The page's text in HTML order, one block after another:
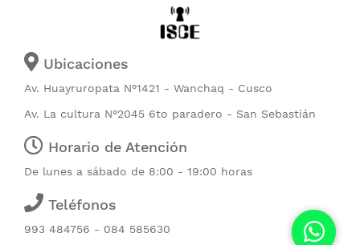
Ubicaciones
Av. Huayruropata N°1421 - Wanchaq - Cusco
Av. La cultura N°2045 6to paradero - San Sebastián
Horario de Atención
De lunes a sábado de 8:00 - 19:00 horas
Teléfonos
993 484756 - 084 585630